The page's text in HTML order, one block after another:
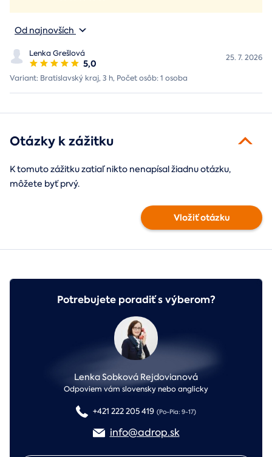
Od najnovších
Lenka Grešlová
5,0 25. 7. 2026
Variant: Bratislavský kraj, 3 h, Počet osôb: 1 osoba
Otázky k zážitku
K tomuto zážitku zatiaľ nikto nenapísal žiadnu otázku,
môžete byť prvý.
Vložiť otázku
Potrebujete poradiť s výberom?
Lenka Sobková Rejdovianová
Odpoviem vám slovensky nebo anglicky
+421 222 205 419 (Po-Pia: 9-17)
info@adrop.sk